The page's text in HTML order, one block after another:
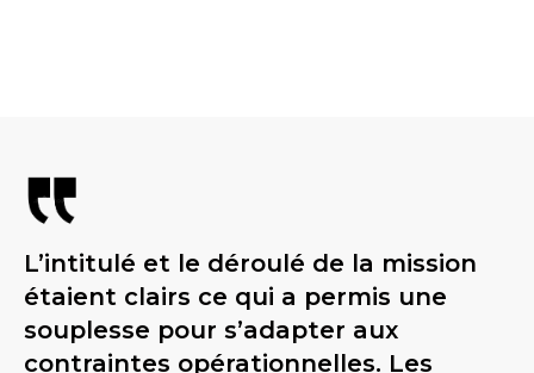
L’intitulé et le déroulé de la mission
étaient clairs ce qui a permis une
souplesse pour s’adapter aux
contraintes opérationnelles. Les